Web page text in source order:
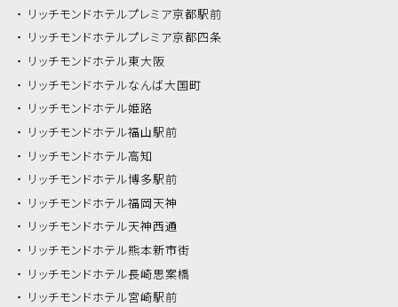
リッチモンドホテルプレミア京都駅前
リッチモンドホテルプレミア京都四条
リッチモンドホテル東大阪
リッチモンドホテルなんば大国町
リッチモンドホテル姫路
リッチモンドホテル福山駅前
リッチモンドホテル高知
リッチモンドホテル博多駅前
リッチモンドホテル福岡天神
リッチモンドホテル天神西通
リッチモンドホテル熊本新市街
リッチモンドホテル長崎思案橋
リッチモンドホテル宮崎駅前